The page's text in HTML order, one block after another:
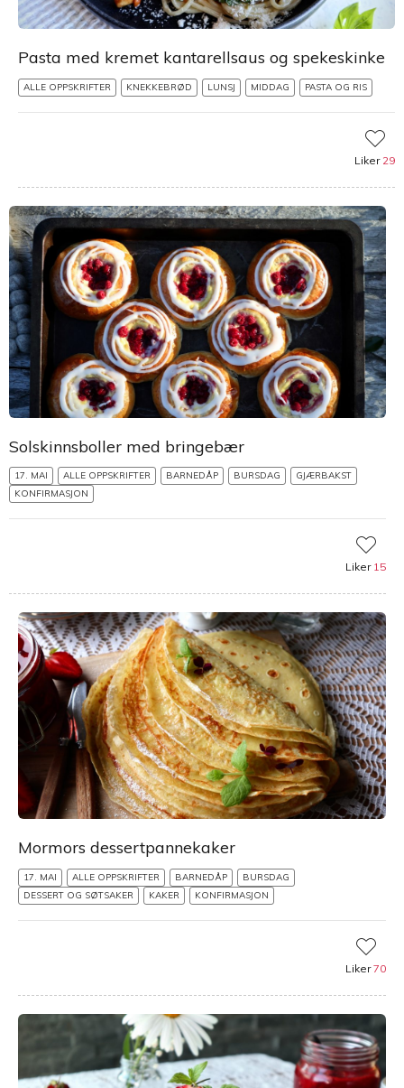
Pasta med kremet kantarellsaus og spekeskinke
ALLE OPPSKRIFTER KNEKKEBRØD LUNSJ MIDDAG PASTA OG RIS
Liker 29
Solskinnsboller med bringebær
17. MAI ALLE OPPSKRIFTER BARNEDÅP BURSDAG
GJÆRBAKST
KONFIRMASJON
Liker 15
Mormors dessertpannekaker
17. MAI ALLE OPPSKRIFTER BARNEDÅP
BURSDAG
DESSERT OG SØTSAKER
KAKER KONFIRMASJON
Liker70